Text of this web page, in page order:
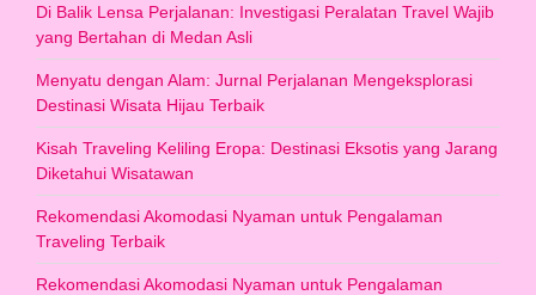
Di Balik Lensa Perjalanan: Investigasi Peralatan Travel Wajib
yang Bertahan di Medan Asli
Menyatu dengan Alam: Jurnal Perjalanan Mengeksplorasi
Destinasi Wisata Hijau Terbaik
Kisah Traveling Keliling Eropa: Destinasi Eksotis yang Jarang
Diketahui Wisatawan
Rekomendasi Akomodasi Nyaman untuk Pengalaman
Traveling Terbaik
Rekomendasi Akomodasi Nyaman untuk Pengalaman